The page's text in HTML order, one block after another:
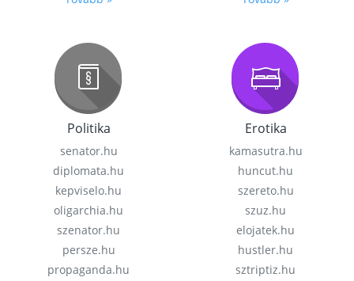
Politika
senator.hu
diplomata.hu
kepviselo.hu
oligarchia.hu
szenator.hu
persze.hu
propaganda.hu
Erotika
kamasutra.hu
huncut.hu
szereto.hu
szuz.hu
elojatek.hu
hustler.hu
sztriptiz.hu